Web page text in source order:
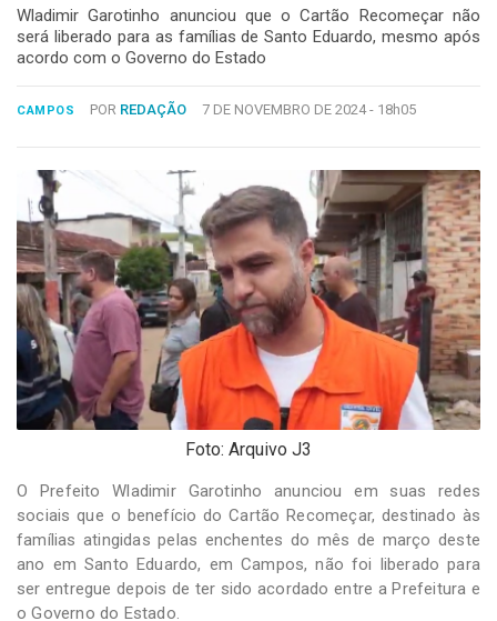
TV
COLUNAS
FALE
2024
Desenvolvido
por
Hesea
Tecnologia
Sistemas
Wladimir Garotinho anunciou que o Cartão Recomeçar não
será liberado para as famílias de Santo Eduardo, mesmo após
acordo com o Governo do Estado
CAMPOS POR REDAÇÃO 7 DE NOVEMBRO DE 2024 - 18h05
Foto: Arquivo J3
O Prefeito Wladimir Garotinho anunciou em suas redes
sociais que o benefício do Cartão Recomeçar, destinado às
famílias atingidas pelas enchentes do mês de março deste
ano em Santo Eduardo, em Campos, não foi liberado para
ser entregue depois de ter sido acordado entre a Prefeitura e
o Governo do Estado.